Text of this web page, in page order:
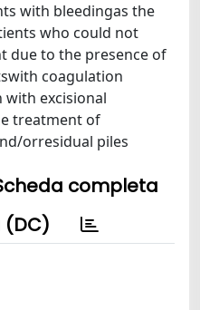
with bleedingas the
who could not
due to the presence of
coagulation
excisional
treatment of
orresidual piles
completa